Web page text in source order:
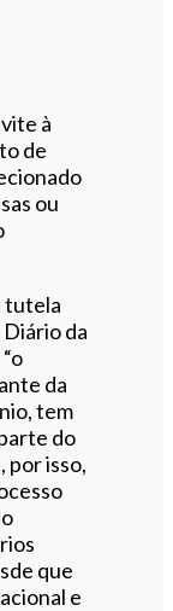
à
de
ou
tutela
da
da
tem
do
por isso,
que
e